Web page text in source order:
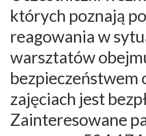
których poznają
reagowania w
warsztatów
bezpieczeństwem
zajęciach jest
Zainteresowane